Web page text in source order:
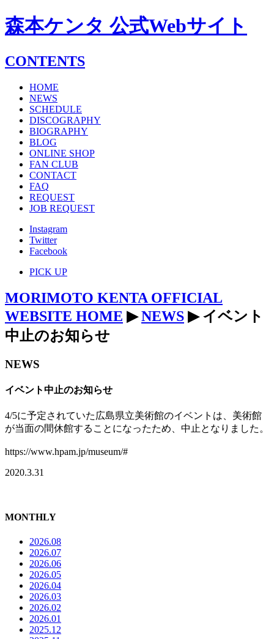
森本ケンタ 公式Webサイト
CONTENTS
HOME
NEWS
SCHEDULE
DISCOGRAPHY
BIOGRAPHY
BLOG
ONLINE SHOP
FAN CLUB
CONTACT
FAQ
REQUEST
JOB REQUEST
Instagram
Twitter
Facebook
PICK UP
MORIMOTO KENTA OFFICIAL
WEBSITE HOME ▶NEWS ▶ イベント
中止のお知らせ
NEWS
イベント中止のお知らせ
4/5に予定されていた広島県立美術館のイベントは、美術館
が当面の間休館することになったため、中止となりました。
https://www.hpam.jp/museum/#
2020.3.31
MONTHLY
2026.08
2026.07
2026.06
2026.05
2026.04
2026.03
2026.02
2026.01
2025.12